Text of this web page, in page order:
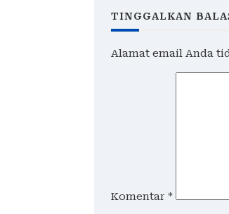
TINGGALKAN
Alamat email Anda
Komentar *